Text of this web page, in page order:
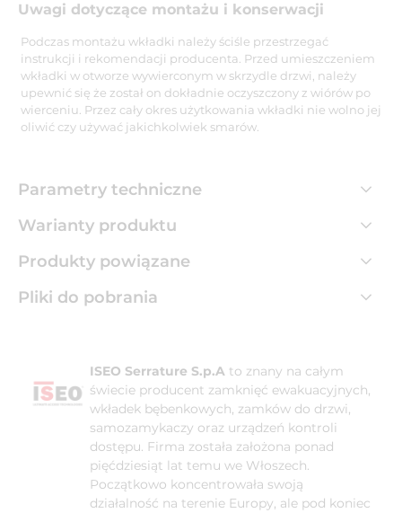
Uwagi dotyczące montażu i konserwacji
Podczas montażu wkładki należy ściśle przestrzegać
instrukcji i rekomendacji producenta. Przed umieszczeniem
wkładki w otworze wywierconym w skrzydle drzwi, należy
upewnić się że został on dokładnie oczyszczony z wiórów po
wierceniu. Przez cały okres użytkowania wkładki nie wolno jej
oliwić czy używać jakichkolwiek smarów.
Parametry techniczne
Warianty produktu
Produkty powiązane
Pliki do pobrania
ISEO Serrature S.p.A to znany na całym
świecie producent zamknięć ewakuacyjnych,
wkładek bębenkowych, zamków do drzwi,
samozamykaczy oraz urządzeń kontroli
dostępu. Firma została założona ponad
pięćdziesiąt lat temu we Włoszech.
Początkowo koncentrowała swoją
działalność na terenie Europy, ale pod koniec